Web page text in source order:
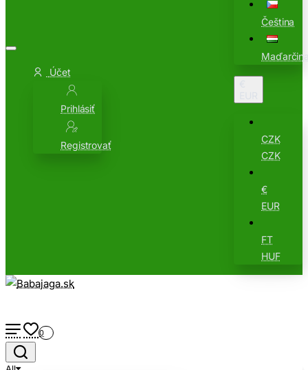
Účet
Prihlásiť
Registrovať
Čeština
CZK
CZK
€
EUR
FT
HUF
0